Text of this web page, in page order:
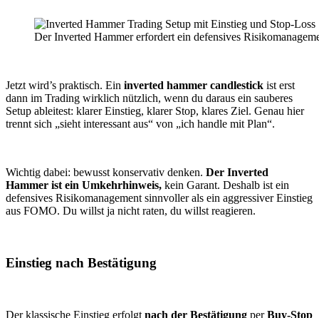
Der Inverted Hammer erfordert ein defensives
Jetzt wird’s praktisch. Ein inverted hammer candlestick ist erst
dann im Trading wirklich nützlich, wenn du daraus ein sauberes
Setup ableitest: klarer Einstieg, klarer Stop, klares Ziel. Genau hier
trennt sich „sieht interessant aus“ von „ich handle mit Plan“.
Wichtig dabei: bewusst konservativ denken. Der Inverted
Hammer ist ein Umkehrhinweis, kein Garant. Deshalb ist ein
defensives Risikomanagement sinnvoller als ein aggressiver Einstieg
aus FOMO. Du willst ja nicht raten, du willst reagieren.
Einstieg nach Bestätigung
Der klassische Einstieg erfolgt nach der Bestätigung perBuy-Stop